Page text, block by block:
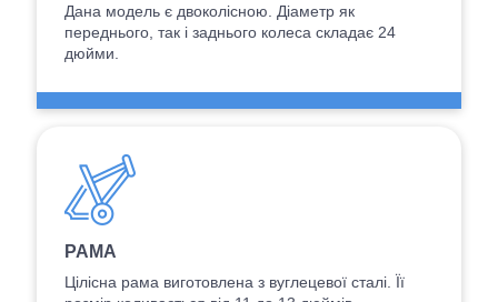
Дана модель є двоколісною. Діаметр як
переднього, так і заднього колеса складає 24
дюйми.
РАМА
Цілісна рама виготовлена з вуглецевої сталі. Її